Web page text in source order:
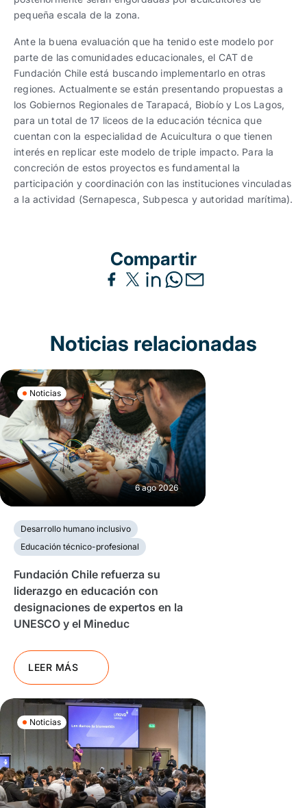
pequeña escala de la zona.
Ante la buena evaluación que ha tenido este modelo por
parte de las comunidades educacionales, el CAT de
Fundación Chile está buscando implementarlo en otras
regiones. Actualmente se están presentando propuestas a
los Gobiernos Regionales de Tarapacá, Biobío y Los Lagos,
para un total de 17 liceos de la educación técnica que
cuentan con la especialidad de Acuicultura o que tienen
interés en replicar este modelo de triple impacto. Para la
concreción de estos proyectos es fundamental la
participación y coordinación con las instituciones vinculadas
a la actividad (Sernapesca, Subpesca y autoridad marítima).
Compartir
Noticias relacionadas
Noticias
6 ago 2026
Desarrollo humano inclusivo
Educación técnico-profesional
Fundación Chile refuerza su
liderazgo en educación con
designaciones de expertos en la
UNESCO y el Mineduc
LEER MÁS
Noticias